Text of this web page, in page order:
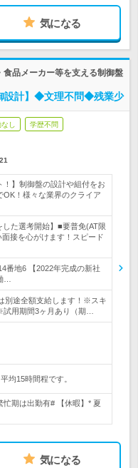
気になる
品メーカー等を支える制御盤
設計】◆文理不問◆残業少
し 学歴不問
！】制御盤の設計や組付をお
！様々な業界のクライア
した選考開始】■要普免(AT限
接を心がけます！スピード
番地6 【2022年完成の新社
…
別途全額支給します！※スキ
用期間3ヶ月あり（期…
均15時間程です。
期は出勤有# 【休暇】* 夏
気になる